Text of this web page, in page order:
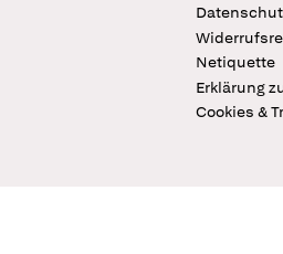
Netiquette
Erklärung
Cookies &